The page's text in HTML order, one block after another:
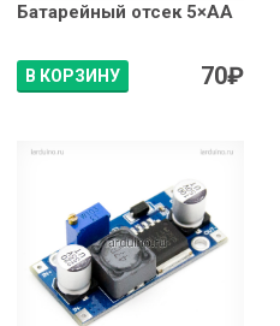
Батарейный отсек 5×АА
В КОРЗИНУ 70₽